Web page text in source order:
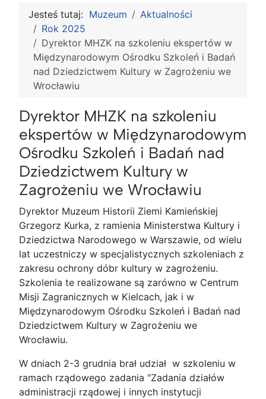
Jesteś tutaj: Muzeum
Aktualności
Rok 2025
Dyrektor MHZK na szkoleniu ekspertów w
Międzynarodowym Ośrodku Szkoleń i Badań
nad Dziedzictwem Kultury w Zagrożeniu we
Wrocławiu
Dyrektor MHZK na szkoleniu
ekspertów w Międzynarodowym
Ośrodku Szkoleń i Badań nad
Dziedzictwem Kultury w
Zagrożeniu we Wrocławiu
Dyrektor Muzeum Historii Ziemi Kamieńskiej
Grzegorz Kurka, z ramienia Ministerstwa Kultury i
Dziedzictwa Narodowego w Warszawie, od wielu
lat uczestniczy w specjalistycznych szkoleniach z
zakresu ochrony dóbr kultury w zagrożeniu.
Szkolenia te realizowane są zarówno w Centrum
Misji Zagranicznych w Kielcach, jak i w
Międzynarodowym Ośrodku Szkoleń i Badań nad
Dziedzictwem Kultury w Zagrożeniu we
Wrocławiu.
W dniach 2-3 grudnia brał udział w szkoleniu w
ramach rządowego zadania "Zadania działów
administracji rządowej i innych instytucji